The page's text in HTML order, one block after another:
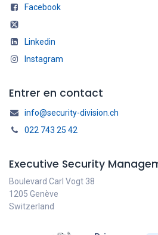
Facebook
Linkedin
Instagram
Entrer en contact
info@security-division.ch
022 743 25 42
Executive Security
Boulevard Carl Vogt 38
1205 Genève
Switzerland